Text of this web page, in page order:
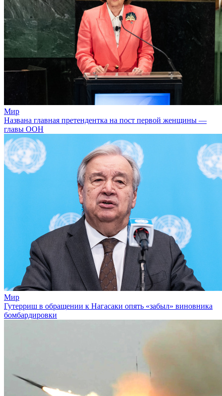
Мир
Названа главная претендентка на пост первой женщины —
главы ООН
Мир
Гутерриш в обращении к Нагасаки опять «забыл» виновника
бомбардировки